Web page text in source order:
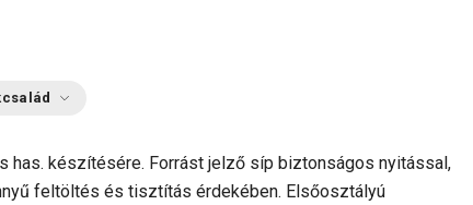
has. készítésére. Forrást jelző síp biztonságos nyitással,
feltöltés és tisztítás érdekében. Elsőosztályú